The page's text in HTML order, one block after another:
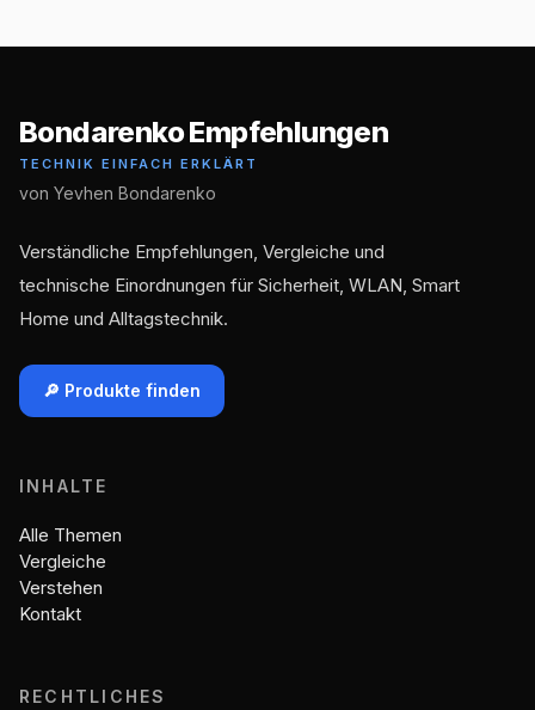
Bondarenko Empfehlungen
TECHNIK EINFACH ERKLÄRT
von Yevhen Bondarenko
Verständliche Empfehlungen, Vergleiche und
technische Einordnungen für Sicherheit, WLAN, Smart
Home und Alltagstechnik.
🔎 Produkte finden
INHALTE
Alle Themen
Vergleiche
Verstehen
Kontakt
RECHTLICHES